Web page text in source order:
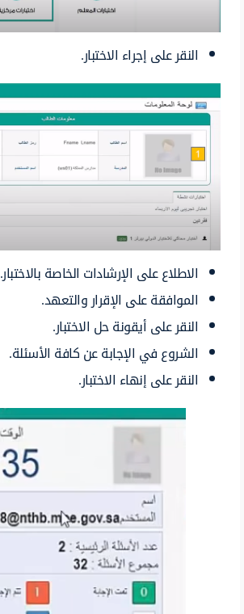
النقر على إجراء الاختبار.
الاطلاع على الإرشادات الخاصة بالاختبار.
الموافقة على الإقرار والتعهد.
النقر على أيقونة حل الاختبار.
الشروع في الإجابة عن كافة الأسئلة.
النقر على إنهاء الاختبار.